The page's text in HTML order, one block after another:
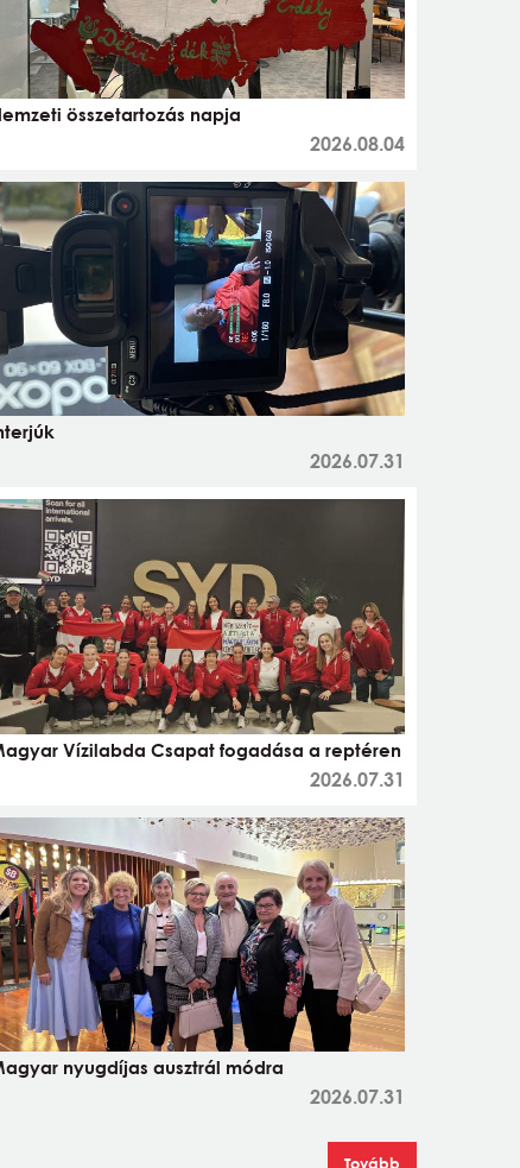
összetartozás napja
2026.08.04
2026.07.31
Vízilabda Csapat fogadása a reptéren
2026.07.31
nyugdíjas ausztrál módra
2026.07.31
Tovább